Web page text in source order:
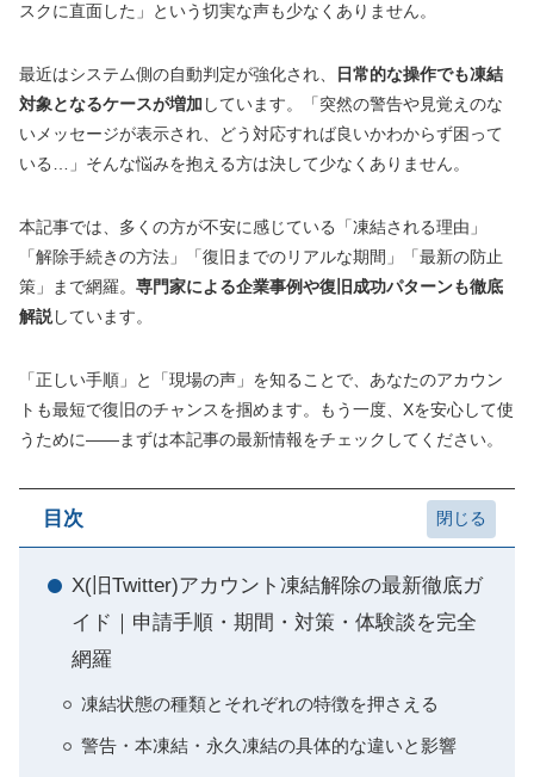
スクに直面した」という切実な声も少なくありません。
最近はシステム側の自動判定が強化され、
日常的な操作でも凍結
対象となるケースが増加 しています。「突然の警告や見覚えのな
いメッセージが表示され、どう対応すれば良いかわからず困って
いる…」そんな悩みを抱える方は決して少なくありません。
本記事では、多くの方が不安に感じている「凍結される理由」
「解除手続きの方法」「復旧までのリアルな期間」「最新の防止
策」まで網羅。 専門家による企業事例や復旧成功パターンも徹底
解説しています。
「正しい手順」と「現場の声」を知ることで、あなたのアカウン
トも最短で復旧のチャンスを掴めます。もう一度、Xを安心して使
うために――まずは本記事の最新情報をチェックしてください。
目次
X(旧Twitter)アカウント凍結解除の最新徹底ガ
イド｜申請手順・期間・対策・体験談を完全
網羅
凍結状態の種類とそれぞれの特徴を押さえる
警告・本凍結・永久凍結の具体的な違いと影響